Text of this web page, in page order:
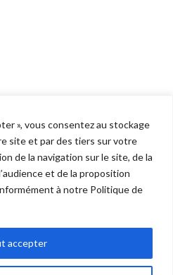
», vous consentez au stockage
site et par des tiers sur votre
de la navigation sur le site, de la
et de la proposition
à notre Politique de
accepter